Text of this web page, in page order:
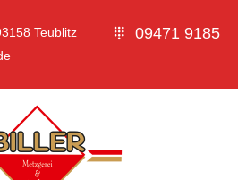
Teublitz
09471 9185